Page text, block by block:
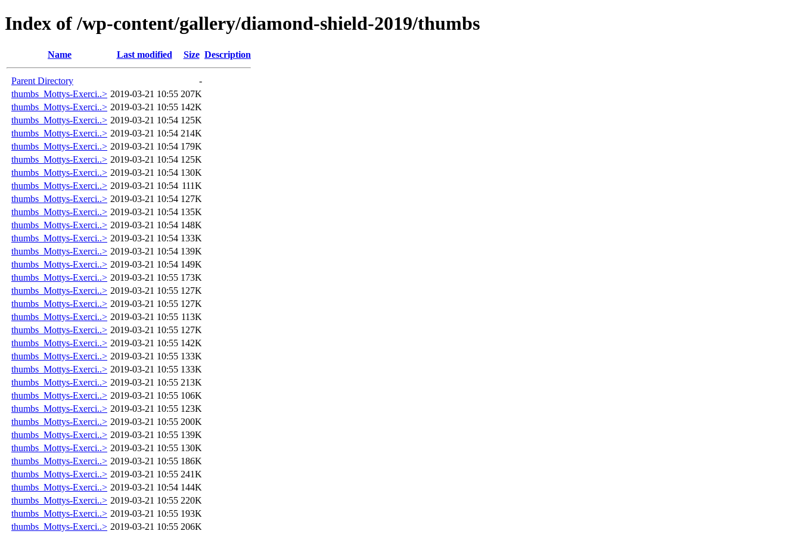
Index of /wp-content/gallery/diamond-shield-2019/thumbs
Name Last modified Size Description
Parent Directory
-
thumbs_Mottys-Exerci..> 2019-03-21 10:55 207K
thumbs_Mottys-Exerci..> 2019-03-21 10:55 142K
thumbs_Mottys-Exerci..> 2019-03-21 10:54 125K
thumbs_Mottys-Exerci..> 2019-03-21 10:54 214K
thumbs_Mottys-Exerci..> 2019-03-21 10:54 179K
thumbs_Mottys-Exerci..> 2019-03-21 10:54 125K
thumbs_Mottys-Exerci..> 2019-03-21 10:54 130K
thumbs_Mottys-Exerci..> 2019-03-21 10:54 111K
thumbs_Mottys-Exerci..> 2019-03-21 10:54 127K
thumbs_Mottys-Exerci..> 2019-03-21 10:54 135K
thumbs_Mottys-Exerci..> 2019-03-21 10:54 148K
thumbs_Mottys-Exerci..> 2019-03-21 10:54 133K
thumbs_Mottys-Exerci..> 2019-03-21 10:54 139K
thumbs_Mottys-Exerci..> 2019-03-21 10:54 149K
thumbs_Mottys-Exerci..> 2019-03-21 10:55 173K
thumbs_Mottys-Exerci..> 2019-03-21 10:55 127K
thumbs_Mottys-Exerci..> 2019-03-21 10:55 127K
thumbs_Mottys-Exerci..> 2019-03-21 10:55 113K
thumbs_Mottys-Exerci..> 2019-03-21 10:55 127K
thumbs_Mottys-Exerci..> 2019-03-21 10:55 142K
thumbs_Mottys-Exerci..> 2019-03-21 10:55 133K
thumbs_Mottys-Exerci..> 2019-03-21 10:55 133K
thumbs_Mottys-Exerci..> 2019-03-21 10:55 213K
thumbs_Mottys-Exerci..> 2019-03-21 10:55 106K
thumbs_Mottys-Exerci..> 2019-03-21 10:55 123K
thumbs_Mottys-Exerci..> 2019-03-21 10:55 200K
thumbs_Mottys-Exerci..> 2019-03-21 10:55 139K
thumbs_Mottys-Exerci..> 2019-03-21 10:55 130K
thumbs_Mottys-Exerci..> 2019-03-21 10:55 186K
thumbs_Mottys-Exerci..> 2019-03-21 10:55 241K
thumbs_Mottys-Exerci..> 2019-03-21 10:54 144K
thumbs_Mottys-Exerci..> 2019-03-21 10:55 220K
thumbs_Mottys-Exerci..> 2019-03-21 10:55 193K
thumbs_Mottys-Exerci..> 2019-03-21 10:55 206K